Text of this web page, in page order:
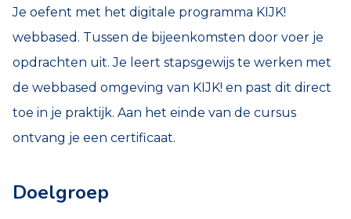
Je oefent met het digitale programma KIJK!
webbased. Tussen de bijeenkomsten door voer je
opdrachten uit. Je leert stapsgewijs te werken met
de webbased omgeving van KIJK! en past dit direct
toe in je praktijk. Aan het einde van de cursus
ontvang je een certificaat.
Doelgroep